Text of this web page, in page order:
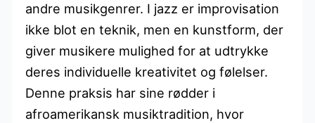
andre musikgenrer. I jazz er improvisation
ikke blot en teknik, men en kunstform, der
giver musikere mulighed for at udtrykke
deres individuelle kreativitet og følelser.
Denne praksis har sine rødder i
afroamerikansk musiktradition, hvor